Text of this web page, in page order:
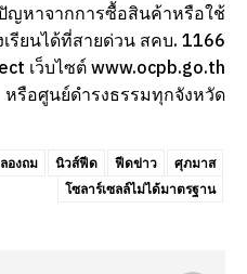
ญหาจากการซื้อสินค้าหรือใช้
รียนได้ที่สายด่วน สคบ. 1166
เว็บไซต์ www.ocpb.go.th
หรือศูนย์ดำรงธรรมทุกจังหวัด
องถม นิวส์ฟีด ฟีดข่าว
ศุภมาส
โซลาร์เซลล์ไม่ได้มาตรฐาน